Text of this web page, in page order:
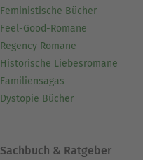
Feministische Bücher
Feel-Good-Romane
Regency Romane
Historische Liebesromane
Familiensagas
Dystopie Bücher
Sachbuch & Ratgeber